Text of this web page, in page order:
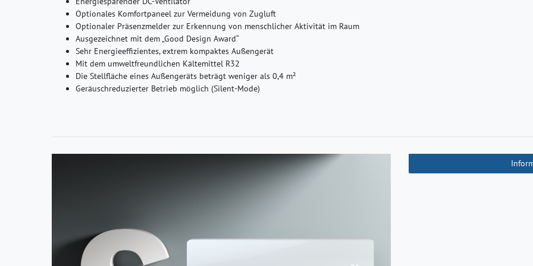
Optionales Komfortpaneel zur Vermeidung von Zugluft
Optionaler Präsenzmelder zur Erkennung von menschlicher Aktivität im Raum
Ausgezeichnet mit dem „Good Design Award“
Sehr Energieeffizientes, extrem kompaktes Außengerät
Mit dem umweltfreundlichen Kältemittel R32
Die Stellfläche eines Außengeräts beträgt weniger als 0,4 m²
Geräuschreduzierter Betrieb möglich (Silent-Mode)